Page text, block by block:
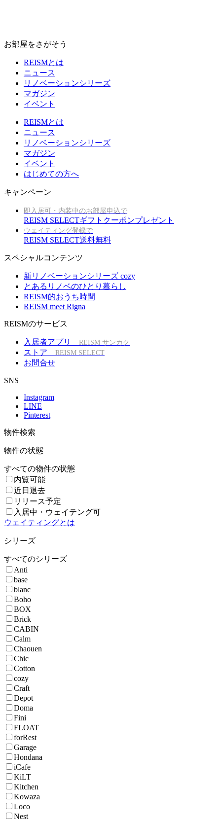
お部屋をさがそう
REISMとは
ニュース
リノベーションシリーズ
マガジン
イベント
REISMとは
ニュース
リノベーションシリーズ
マガジン
イベント
はじめての方へ
キャンペーン
即入居可・内装中のお部屋申込で
REISM SELECTギフトクーポンプレゼント
ウェイティング登録で
REISM SELECT送料無料
スペシャルコンテンツ
新リノベーションシリーズ cozy
とあるリノベのひとり暮らし
REISM的おうち時間
REISM meet Rigna
REISMのサービス
入居者アプリ REISM サンカク
ストア REISM SELECT
お問合せ
SNS
Instagram
LINE
Pinterest
物件検索
物件の状態
すべての物件の状態
内覧可能
近日退去
リリース予定
入居中・ウェイテング可
ウェイティングとは
シリーズ
すべてのシリーズ
Anti
base
blanc
Boho
BOX
Brick
CABIN
Calm
Chaouen
Chic
Cotton
cozy
Craft
Depot
Doma
Fini
FLOAT
forRest
Garage
Hondana
iCafe
KiLT
Kitchen
Kowaza
Loco
Nest